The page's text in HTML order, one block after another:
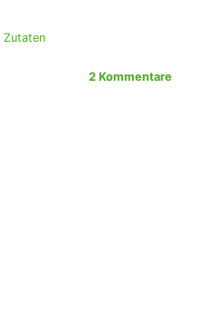
Zutaten
2 Kommentare